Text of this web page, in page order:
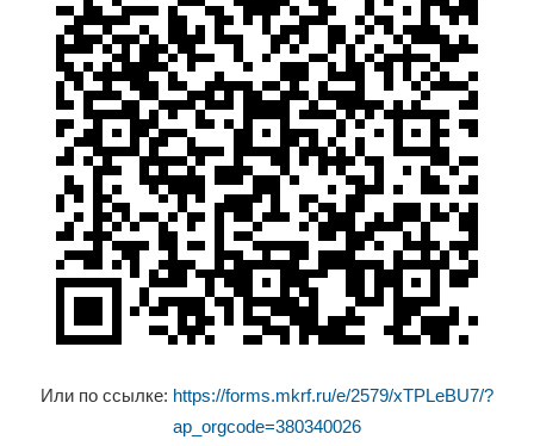
Или по ссылке: https://forms.mkrf.ru/e/2579/xTPLeBU7/?
ap_orgcode=380340026